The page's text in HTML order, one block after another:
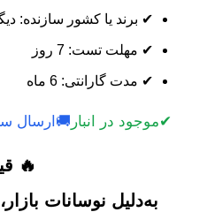
✔ برند یا کشور سازنده:
✔ مهلت تست: 7 روز
✔ مدت گارانتی: 6 ماه
✔موجود در انبار 🚚 ارسال
🔥
به‌دلیل نوسانات